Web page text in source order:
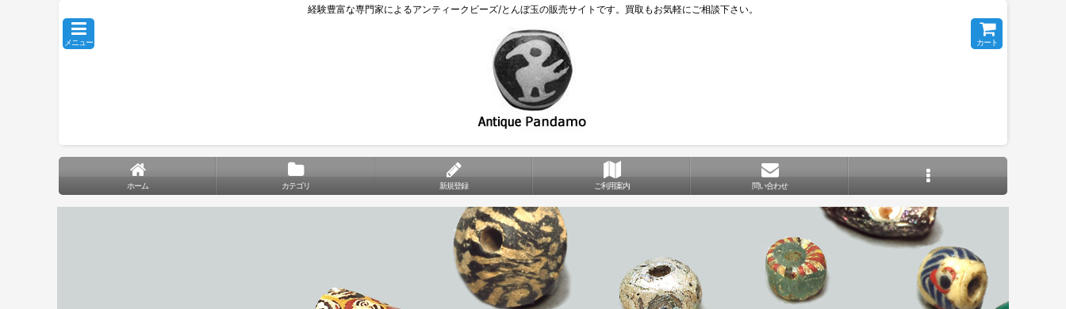
経験豊富な専門家によるアンティークビーズ/とんぼ玉の販売サイトです。買取もお気軽にご相談下さい。
メニュー カート
ホーム カテゴリ 新規登録 ご利用案内 問い合わせ